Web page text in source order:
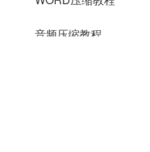
音频压缩教程